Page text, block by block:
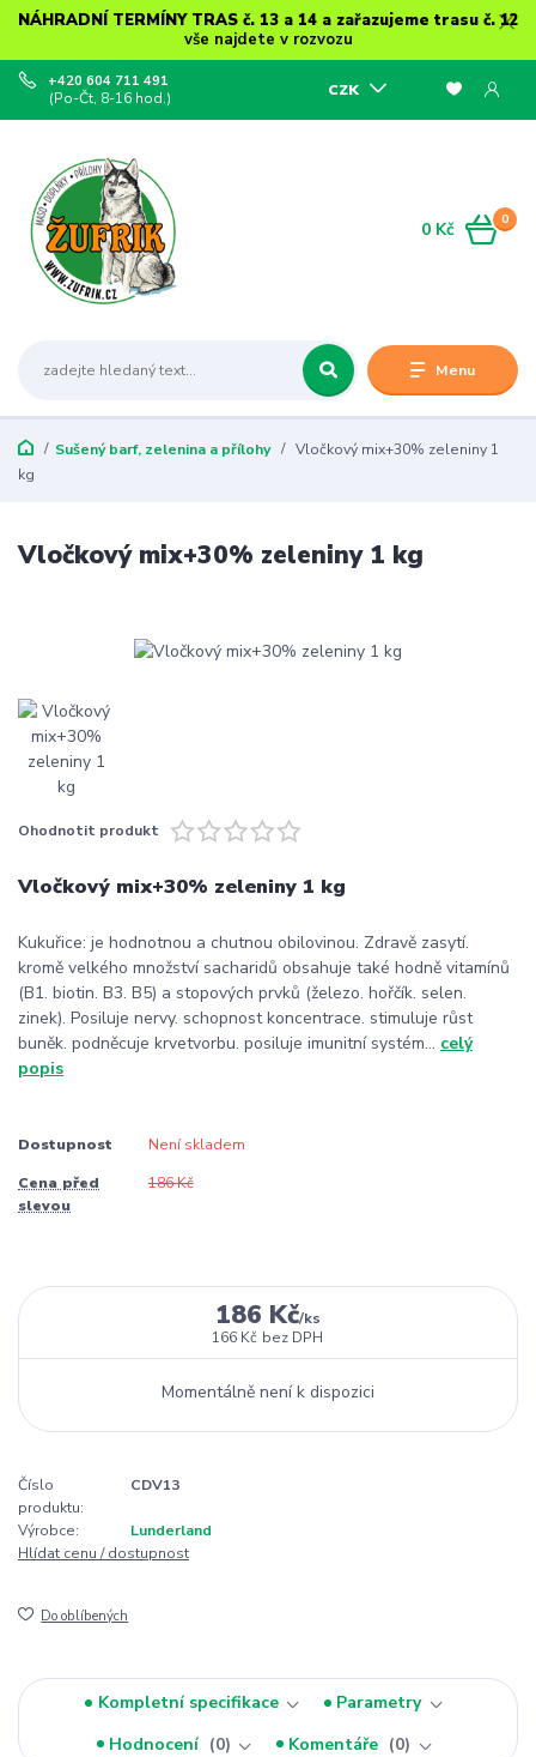
NÁHRADNÍ TERMÍNY TRAS č. 13 a 14 a zařazujeme trasu č. 12
vše najdete v rozvozu
Menu
CZK
+420 604 711 491
(Po-Čt, 8-16 hod.)
0
0 Kč
Sušený barf, zelenina a přílohy
Vločkový mix+30% zeleniny 1
kg
Vločkový mix+30% zeleniny 1 kg
Ohodnotit produkt
Vločkový mix+30% zeleniny 1 kg
Kukuřice: je hodnotnou a chutnou obilovinou. Zdravě zasytí.
kromě velkého množství sacharidů obsahuje také hodně vitamínů
(B1. biotin. B3. B5) a stopových prvků (železo. hořčík. selen.
zinek). Posiluje nervy. schopnost koncentrace. stimuluje růst
buněk. podněcuje krvetvorbu. posiluje imunitní systém... celý
popis
Dostupnost Není skladem
Cena před
slevou
186 Kč
186 Kč/ks
166 Kč bez DPH
Momentálně není k dispozici
Číslo
produktu:
CDV13
Výrobce:
Lunderland
Hlídat cenu / dostupnost
Do oblíbených
Kompletní specifikace
Parametry
Hodnocení
0 Komentáře 0